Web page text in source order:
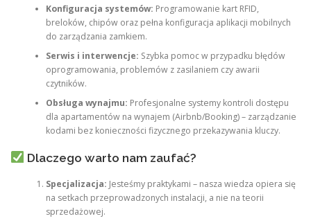
Konfiguracja systemów: Programowanie kart RFID,
breloków, chipów oraz pełna konfiguracja aplikacji mobilnych
do zarządzania zamkiem.
Serwis i interwencje: Szybka pomoc w przypadku błędów
oprogramowania, problemów z zasilaniem czy awarii
czytników.
Obsługa wynajmu: Profesjonalne systemy kontroli dostępu
dla apartamentów na wynajem (Airbnb/Booking) – zarządzanie
kodami bez konieczności fizycznego przekazywania kluczy.
Dlaczego warto nam zaufać?
Specjalizacja: Jesteśmy praktykami – nasza wiedza opiera się
na setkach przeprowadzonych instalacji, a nie na teorii
sprzedażowej.